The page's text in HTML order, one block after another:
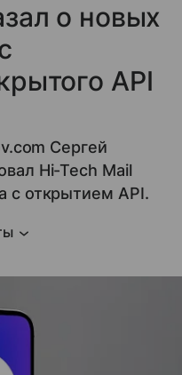
о новых
API
Сергей
Hi-Tech Mail
с открытием API.